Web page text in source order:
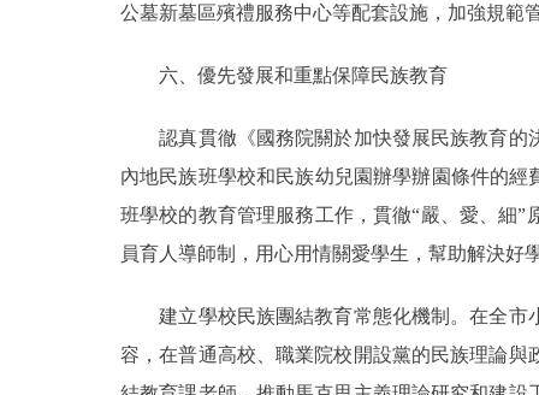
公墓新墓區殯禮服務中心等配套設施，加強規範
六、優先發展和重點保障民族教育
認真貫徹《國務院關於加快發展民族教育的
內地民族班學校和民族幼兒園辦學辦園條件的
班學校的教育管理服務工作，貫徹“嚴、愛、細
員育人導師制，用心用情關愛學生，幫助解決
建立學校民族團結教育常態化機制。在全市
容，在普通高校、職業院校開設黨的民族理論